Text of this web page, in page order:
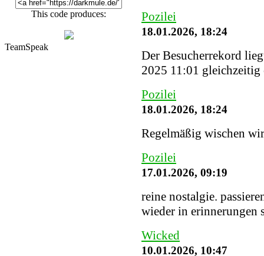
This code produces:
TeamSpeak
Pozilei
18.01.2026, 18:24
Der Besucherrekord
2025 11:01 gleichzeitig
Pozilei
18.01.2026, 18:24
Regelmäßig wischen
Pozilei
17.01.2026, 09:19
reine nostalgie.
wieder in erinnerungen
Wicked
10.01.2026, 10:47